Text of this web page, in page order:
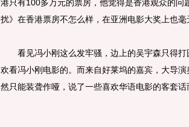
港只有100多万元的票房，他觉得是香港观众的问
扰》在香港票房不怎么样，在亚洲电影大奖上也毫
看见冯小刚这么发牢骚，边上的吴宇森只得打
欢看冯小刚电影的。而来自好莱坞的嘉宾，大导
然只能装聋作哑，说了一些喜欢华语电影的客套话